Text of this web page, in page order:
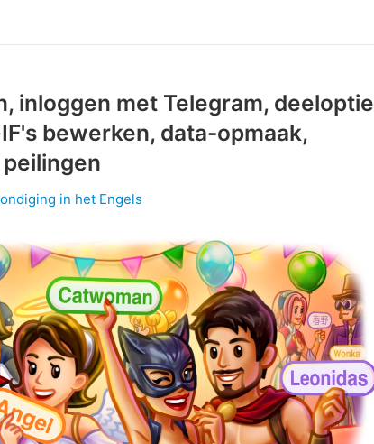
inloggen met Telegram, deeloptie
bewerken, data-opmaak,
in het Engels